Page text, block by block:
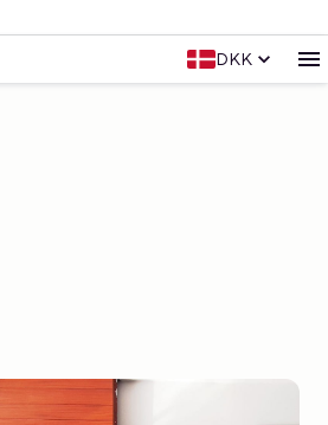
DKK